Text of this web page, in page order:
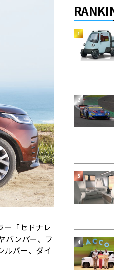
ー「セドナレ
バンパー、フ
ルバー、ダイ